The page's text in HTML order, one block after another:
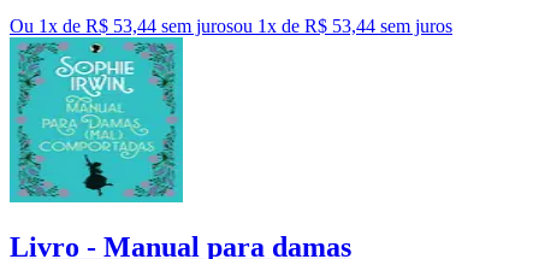
Ou 1x de R$ 53,44 sem jurosou 1x de R$ 53,44 sem juros
Livro - Manual para damas